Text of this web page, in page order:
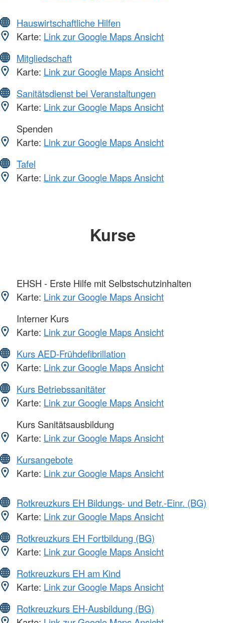
Hauswirtschaftliche Hilfen
Karte: Link zur Google Maps Ansicht
Mitgliedschaft
Karte: Link zur Google Maps Ansicht
Sanitätsdienst bei Veranstaltungen
Karte: Link zur Google Maps Ansicht
Spenden
Karte: Link zur Google Maps Ansicht
Tafel
Karte: Link zur Google Maps Ansicht
Kurse
EHSH - Erste Hilfe mit Selbstschutzinhalten
Karte: Link zur Google Maps Ansicht
Interner Kurs
Karte: Link zur Google Maps Ansicht
Kurs AED-Frühdefibrillation
Karte: Link zur Google Maps Ansicht
Kurs Betriebssanitäter
Karte: Link zur Google Maps Ansicht
Kurs Sanitätsausbildung
Karte: Link zur Google Maps Ansicht
Kursangebote
Karte: Link zur Google Maps Ansicht
Rotkreuzkurs EH Bildungs- und Betr.-Einr. (BG)
Karte: Link zur Google Maps Ansicht
Rotkreuzkurs EH Fortbildung (BG)
Karte: Link zur Google Maps Ansicht
Rotkreuzkurs EH am Kind
Karte: Link zur Google Maps Ansicht
Rotkreuzkurs EH-Ausbildung (BG)